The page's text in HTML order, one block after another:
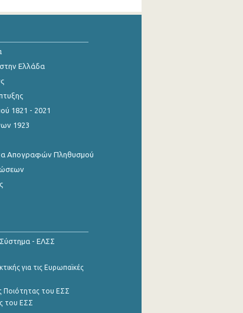
Ελλάδα
1821 - 2021
1923
Απογραφών Πληθυσμού
Σύστημα - ΕΛΣΣ
για τις Ευρωπαϊκές
Ποιότητας του ΕΣΣ
του ΕΣΣ